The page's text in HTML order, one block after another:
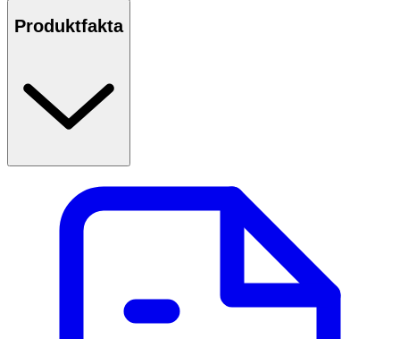
Produktfakta